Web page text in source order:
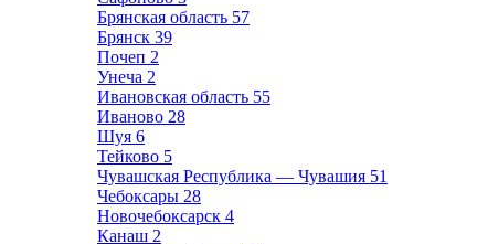
Брянская область 57
Брянск 39
Почеп 2
Унеча 2
Ивановская область 55
Иваново 28
Шуя 6
Тейково 5
Чувашская Республика — Чувашия 51
Чебоксары 28
Новочебоксарск 4
Канаш 2